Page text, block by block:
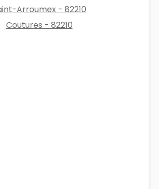
Arroumex - 82210
Coutures - 82210